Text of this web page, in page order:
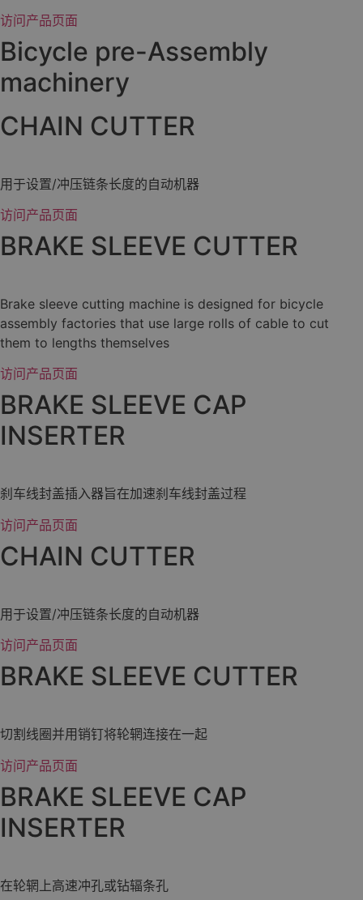
访问产品页面
Bicycle pre-Assembly
machinery
CHAIN CUTTER
用于设置/冲压链条长度的自动机器
访问产品页面
BRAKE SLEEVE CUTTER
Brake sleeve cutting machine is designed for bicycle
assembly factories that use large rolls of cable to cut
them to lengths themselves
访问产品页面
BRAKE SLEEVE CAP
INSERTER
刹车线封盖插入器旨在加速刹车线封盖过程
访问产品页面
CHAIN CUTTER
用于设置/冲压链条长度的自动机器
访问产品页面
BRAKE SLEEVE CUTTER
切割线圈并用销钉将轮辋连接在一起
访问产品页面
BRAKE SLEEVE CAP
INSERTER
在轮辋上高速冲孔或钻辐条孔